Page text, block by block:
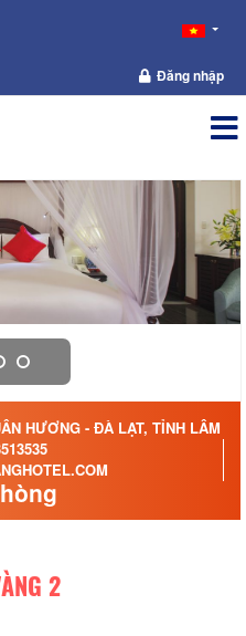
Đăng nhập
HƯƠNG - ĐÀ LẠT, TỈNH LÂM
2